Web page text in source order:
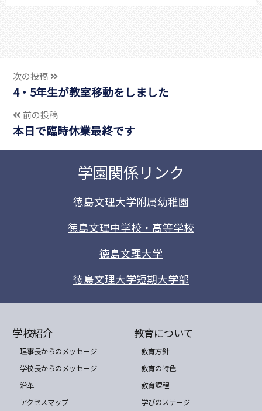
次の投稿
4・5年生が教室移動をしました
前の投稿
本日で臨時休業最終です
学園関係リンク
徳島文理大学附属幼稚園
徳島文理中学校・高等学校
徳島文理大学
徳島文理大学短期大学部
学校紹介
理事長からのメッセージ
学校長からのメッセージ
沿革
アクセスマップ
教育について
教育方針
教育の特色
教育課程
学びのステージ